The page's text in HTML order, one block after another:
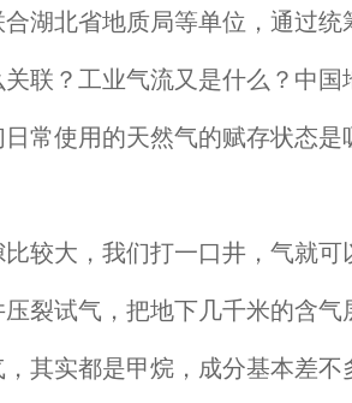
湖北省地质局等单位，通过统
联？工业气流又是什么？中国
常使用的天然气的赋存状态是
较大，我们打一口井，气就可
裂试气，把地下几千米的含气
其实都是甲烷，成分基本差不